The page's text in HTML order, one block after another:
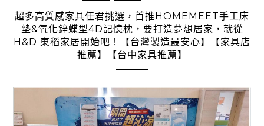
超多高質感家具任君挑選，首推HOMEMEET手工床
墊&氧化鋅蝶型4D記憶枕，要打造夢想居家，就從
H&D 東稻家居開始吧！【台灣製造最安心】【家具店
推薦】【台中家具推薦】